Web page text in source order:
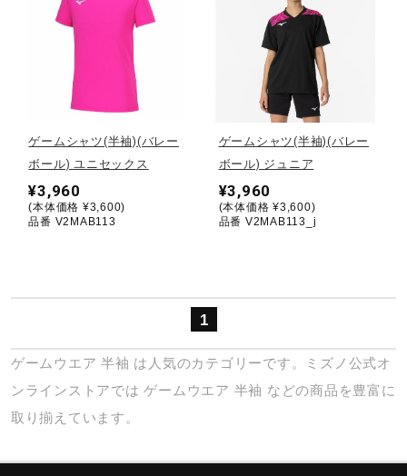
健康／エクササイズ
ジュニア／キッズ
メディカル
コラボ／ライセンス
ゲームシャツ(半袖)(バレー
ボール) ユニセックス
¥3,960
(本体価格 ¥3,600)
品番 V2MAB113
ゲームシャツ(半袖)(バレー
ボール) ジュニア
¥3,960
(本体価格 ¥3,600)
品番 V2MAB113_j
1
ゲームウエア 半袖 は人気のカテゴリーです。ミズノ公式オ
ンラインストアではゲームウエア 半袖 などの商品を豊富に
取り揃えています。